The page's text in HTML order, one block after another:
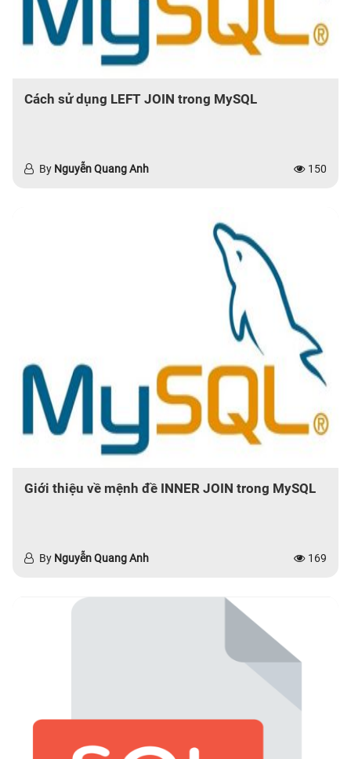
Cách sử dụng LEFT JOIN trong MySQL
By Nguyễn Quang Anh 150
Giới thiệu về mệnh đề INNER JOIN trong MySQL
By Nguyễn Quang Anh 169